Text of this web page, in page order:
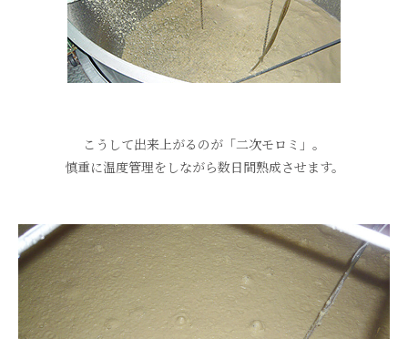
こうして出来上がるのが「二次モロミ」。
慎重に温度管理をしながら数日間熟成させます。